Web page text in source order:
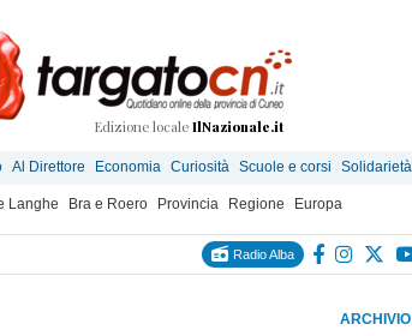
Edizione locale IlNazionale.it
Al Direttore Economia Curiosità Scuole e corsi Solidarietà
Langhe Bra e Roero Provincia Regione Europa
Radio Alba